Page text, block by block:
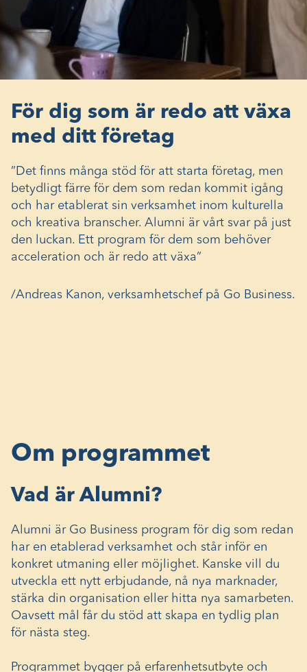
För dig som är redo att växa
med ditt företag
”Det finns många stöd för att starta företag, men
betydligt färre för dem som redan kommit igång
och har etablerat sin verksamhet inom kulturella
och kreativa branscher. Alumni är vårt svar på just
den luckan. Ett program för dem som behöver
acceleration och är redo att växa”
/Andreas Kanon, verksamhetschef på Go Business.
Om programmet
Vad är Alumni?
Alumni är Go Business program för dig som redan
har en etablerad verksamhet och står inför en
konkret utmaning eller möjlighet. Kanske vill du
utveckla ett nytt erbjudande, nå nya marknader,
stärka din organisation eller hitta nya samarbeten.
Oavsett mål får du stöd att skapa en tydlig plan
för nästa steg.
Programmet bygger på erfarenhetsutbyte och